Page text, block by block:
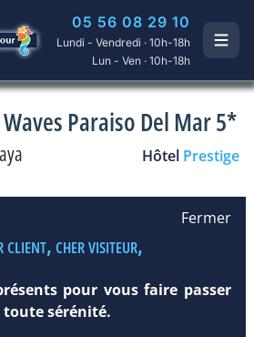
05 56 08 29 10
Lundi - Vendredi · 10h-18h
Lun - Ven · 10h-18h
Paraiso Del Mar 5*
Hôtel Prestige
Fermer
client, cher visiteur,
pour vous faire passer
toute sérénité.